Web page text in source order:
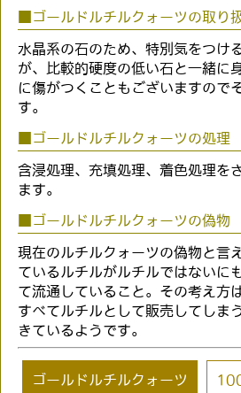
■ゴールドルチルクォーツの取り
水晶系の石のため、特別気をつけ
が、比較的硬度の低い石と一緒に
に傷がつくこともございますので
す。
■ゴールドルチルクォーツの処理
含浸処理、充填処理、着色処理を
ます。
■ゴールドルチルクォーツの偽物
現在のルチルクォーツの偽物と言
ているルチルがルチルではないに
て流通していること。その考え方
すべてルチルとして販売してしま
きているようです。
ゴールドルチルクォーツ